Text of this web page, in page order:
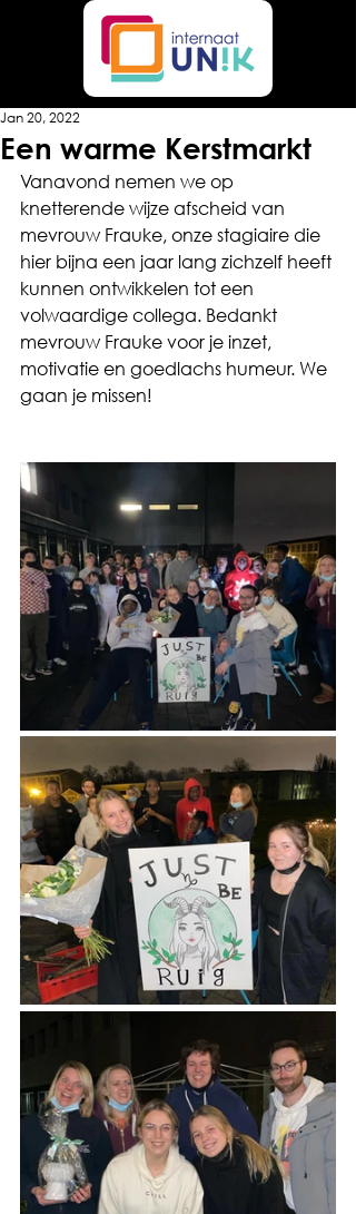
Een warme Kerstmarkt
Jan 20, 2022
Vanavond nemen we op
knetterende wijze afscheid van
mevrouw Frauke, onze stagiaire die
hier bijna een jaar lang zichzelf heeft
kunnen ontwikkelen tot een
volwaardige collega. Bedankt
mevrouw Frauke voor je inzet,
motivatie en goedlachs humeur. We
gaan je missen!